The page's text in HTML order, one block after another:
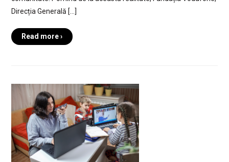
Direcția Generală […]
Read more ›